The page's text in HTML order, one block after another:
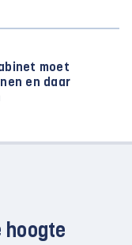
moet
en daar
hoogte